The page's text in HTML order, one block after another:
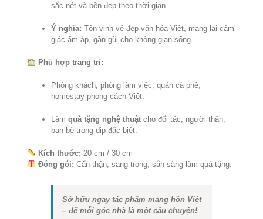
sắc nét và bền đẹp theo thời gian.
Ý nghĩa: Tôn vinh vẻ đẹp văn hóa Việt, mang lại cảm
giác ấm áp, gần gũi cho không gian sống.
Phù hợp trang trí:
Phòng khách, phòng làm việc, quán cà phê,
homestay phong cách Việt.
Làm quà tặng nghệ thuậtcho đối tác, người thân,
bạn bè trong dịp đặc biệt.
Kích thước: 20 cm / 30 cm
Đóng gói: Cẩn thận, sang trọng, sẵn sàng làm quà tặng.
Sở hữu ngay tác phẩm mang hồn Việt
– để mỗi góc nhà là một câu chuyện!